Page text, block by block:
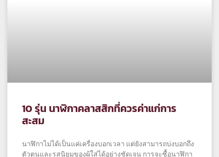
10 รุ่น นาฬิกาคลาสสิกที่ควรค่าแก่การ
สะสม
นาฬิกาไม่ได้เป็นแค่เครื่องบอกเวลา แต่ยังสามารถบ่งบอกถึง
ตัวตนและรสนิยมของผู้ใส่ได้อย่างชัดเจน การจะซื้อนาฬิกา